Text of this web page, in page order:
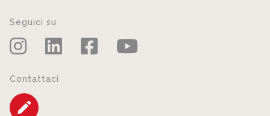
Seguici su
Contattaci